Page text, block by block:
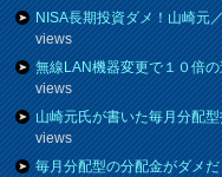
NISA長期投資ダメ！山崎元
views
無線LAN機器変更で１０倍
views
山崎元氏が書いた毎月分配
views
毎月分配型の分配金がダメ